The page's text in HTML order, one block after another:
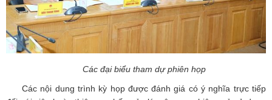
Các đại biểu tham dự phiên họp
Các nội dung trình kỳ họp được đánh giá có ý nghĩa trực tiếp